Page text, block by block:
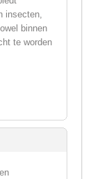
insecten,
binnen
te worden